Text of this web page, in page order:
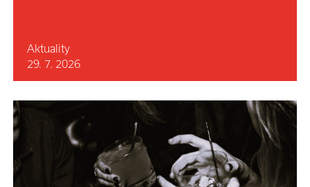
Aktuality
29. 7. 2026